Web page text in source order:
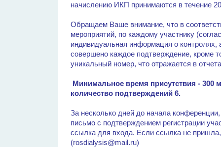
начислению ИКП принимаются в течение
Обращаем Ваше внимание, что в
мероприятий, по каждому участнику
индивидуальная информация о
совершено каждое подтверждение, кроме
уникальный номер, что отражается в
Минимальное время присутствия - 300
количество подтверждений 6.
За несколько дней до начала
письмо с подтверждением регистрации
ссылка для входа. Если ссылка не
(rosdialysis@mail.ru)